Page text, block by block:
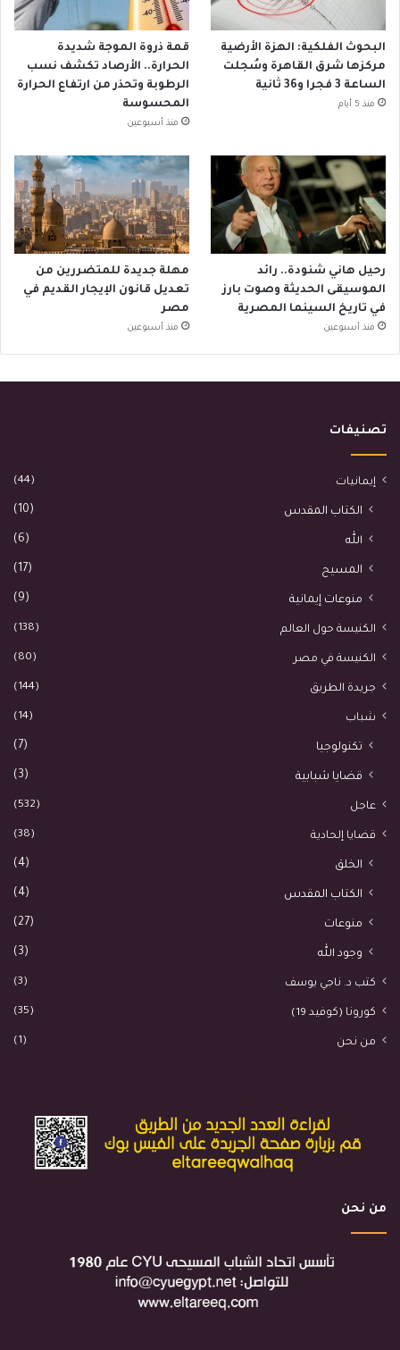
البحوث الفلكية: الهزة الأرضية
مركزها شرق القاهرة وسُجلت
الساعة 3 فجرا و36 ثانية
منذ 5 أيام
قمة ذروة الموجة شديدة
الحرارة.. الأرصاد تكشف نسب
الرطوبة وتحذر من ارتفاع الحرارة
المحسوسة
منذ أسبوعين
رحيل هاني شنودة.. رائد
الموسيقى الحديثة وصوت بارز
في تاريخ السينما المصرية
منذ أسبوعين
مهلة جديدة للمتضررين من
تعديل قانون الإيجار القديم في
مصر
منذ أسبوعين
تصنيفات
إيمانيات (44)
الكتاب المقدس (10)
الله (6)
المسيح (17)
منوعات إيمانية (9)
الكنيسة حول العالم (138)
الكنيسة في مصر (80)
جريدة الطريق (144)
شباب (14)
تكنولوجيا (7)
قضايا شبابية (3)
عاجل (532)
قضايا إلحادية (38)
الخلق (4)
الكتاب المقدس (4)
منوعات (27)
وجود الله (3)
كتب د. ناجي يوسف (3)
كورونا (كوفيد 19) (35)
من نحن (1)
من نحن